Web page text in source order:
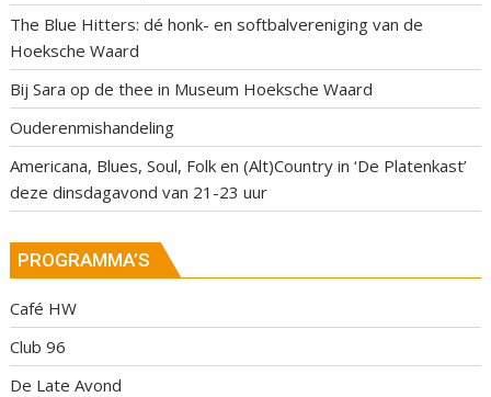
The Blue Hitters: dé honk- en softbalvereniging van de
Hoeksche Waard
Bij Sara op de thee in Museum Hoeksche Waard
Ouderenmishandeling
Americana, Blues, Soul, Folk en (Alt)Country in ‘De Platenkast’
deze dinsdagavond van 21-23 uur
PROGRAMMA’S
Café HW
Club 96
De Late Avond